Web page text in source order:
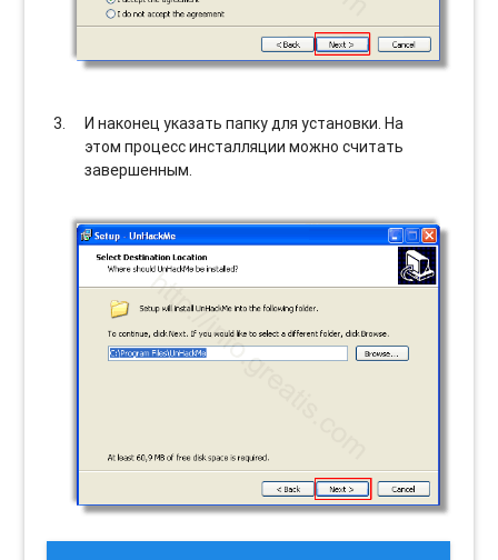
И наконец указать папку для установки. На
этом процесс инсталляции можно считать
завершенным.